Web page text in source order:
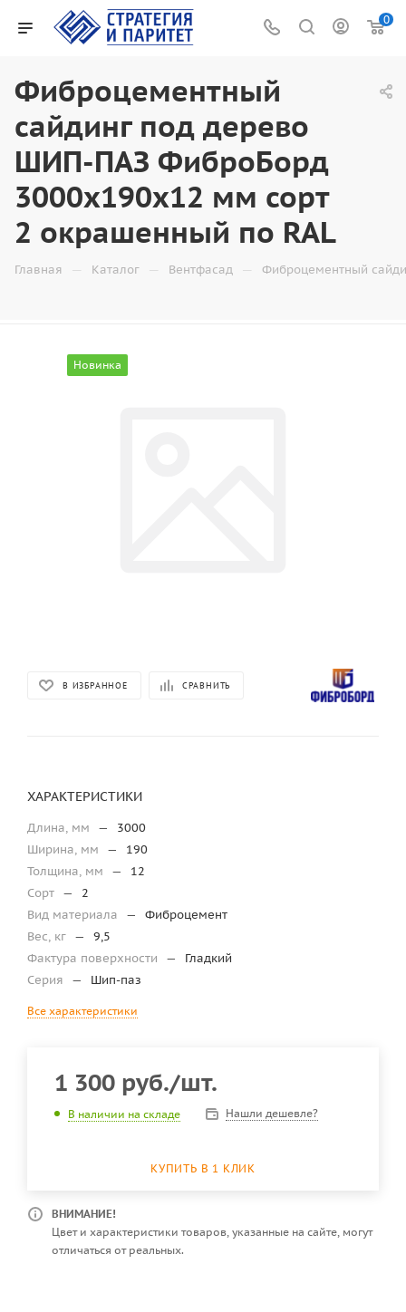
0
Фиброцементный
сайдинг под дерево
ШИП-ПАЗ ФиброБорд
3000x190x12 мм сорт
2 окрашенный по RAL
Главная — Каталог — Вентфасад — Фиброцементный
Новинка
В ИЗБРАННОЕ СРАВНИТЬ
ХАРАКТЕРИСТИКИ
Длина, мм —
3000
Ширина, мм
—
190
Толщина, мм
—
12
Сорт —
2
Вид материала
—
Фиброцемент
Вес, кг —
9,5
Фактура поверхности
—
Гладкий
Серия
— Шип-паз
Все характеристики
1 300 руб./шт.
В наличии на складе Нашли дешевле?
КУПИТЬ В 1 КЛИК
ВНИМАНИЕ!
Цвет и характеристики товаров, указанные на сайте, могут
отличаться от реальных.